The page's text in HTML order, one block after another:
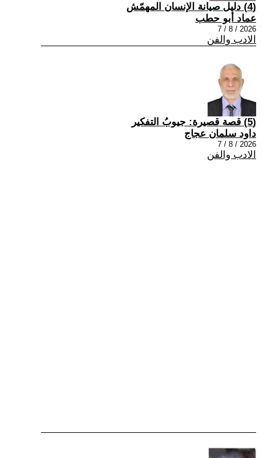
(4) دليل صيانة الإنسان المهمّش
عماد أبو حطب
2026 / 8 / 7
الادب والفن
(5) قصة قصيرة: جيوبُ التفكير
داود سلمان عجاج
2026 / 8 / 7
الادب والفن